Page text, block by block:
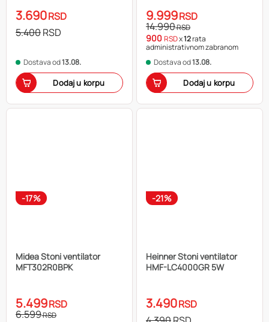
3.690RSD
5.400RSD
Dostava od13.08.
Dodaj u korpu
9.999RSD
14.990RSD
900RSDx12rata
administrativnom zabranom
Dostava od13.08.
Dodaj u korpu
-17%
Midea Stoni ventilator
MFT302R0BPK
5.499RSD
6.599RSD
-21%
Heinner Stoni ventilator
HMF-LC4000GR 5W
3.490RSD